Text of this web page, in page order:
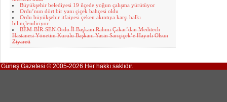
Büyükşehir belediyesi 19 ilçede yoğun çalışma yürütüyor
Ordu’nun dört bir yanı çiçek bahçesi oldu
Ordu büyükşehir itfaiyesi çeken akıntıya karşı halkı
bilinçlendiriyor
BEM-BİR-SEN Ordu İl Başkanı Rahmi Çakar’dan Meditech
Hastanesi Yönetim Kurulu Başkanı Yasin Sarıçiçek’e Hayırlı Olsun
Ziyareti
Güneş Gazetesi © 2005-2026 Her hakkı saklıdır.